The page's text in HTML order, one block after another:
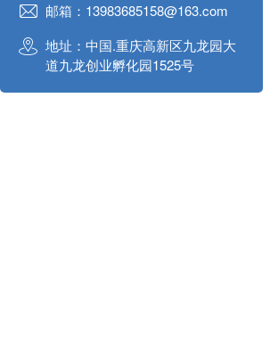
邮箱：13983685158@163.com
地址：中国.重庆高新区九龙园大
道九龙创业孵化园1525号